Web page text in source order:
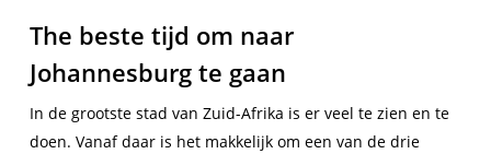
The beste tijd om naar
Johannesburg te gaan
In de grootste stad van Zuid-Afrika is er veel te zien en te
doen. Vanaf daar is het makkelijk om een van de drie